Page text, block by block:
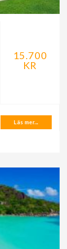
15.700
KR
Läs mer...